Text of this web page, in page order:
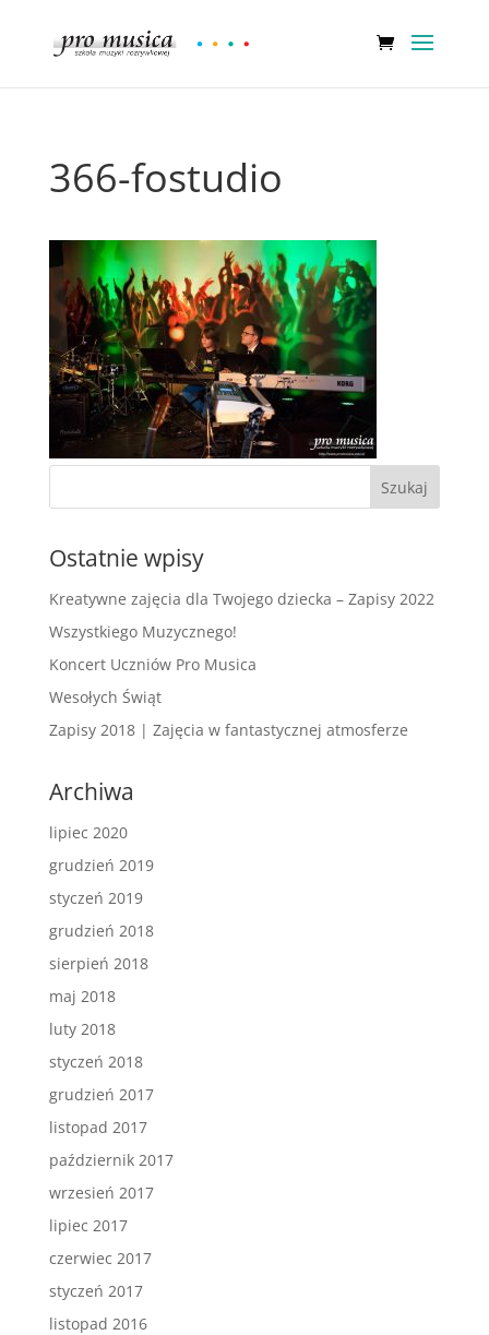
366-fostudio
Ostatnie wpisy
Kreatywne zajęcia dla Twojego dziecka – Zapisy 2022
Wszystkiego Muzycznego!
Koncert Uczniów Pro Musica
Wesołych Świąt
Zapisy 2018 | Zajęcia w fantastycznej atmosferze
Archiwa
lipiec 2020
grudzień 2019
styczeń 2019
grudzień 2018
sierpień 2018
maj 2018
luty 2018
styczeń 2018
grudzień 2017
listopad 2017
październik 2017
wrzesień 2017
lipiec 2017
czerwiec 2017
styczeń 2017
listopad 2016